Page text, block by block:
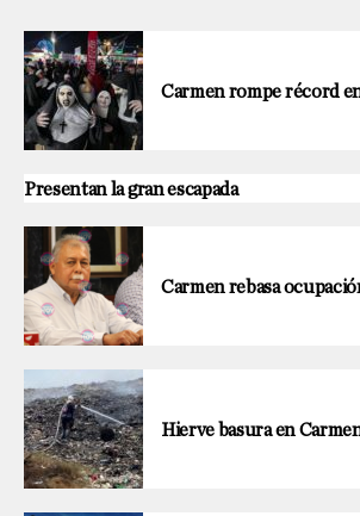
Carmen rompe récord
Presentan la gran escapada
Carmen rebasa
Hierve basura en